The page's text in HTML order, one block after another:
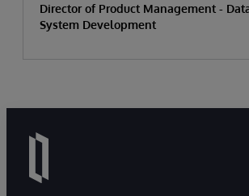
Director of Product Management -
System Development